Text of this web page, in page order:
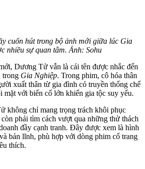
cuốn hút trong bộ ảnh mới giữa lúc Gia
nhiều sự quan tâm. Ảnh: Sohu
Dương Tử vẫn là cái tên được nhắc đến
trong Gia Nghiệp. Trong phim, cô hóa thân
xuất thân từ gia đình có truyền thống chế
mặt với biến cố lớn khiến gia tộc suy yếu.
không chỉ mang trọng trách khôi phục
phải tìm cách vượt qua những thử thách
đầy cạnh tranh. Đây được xem là hình
bản lĩnh, phù hợp với dòng phim cổ trang
thích.